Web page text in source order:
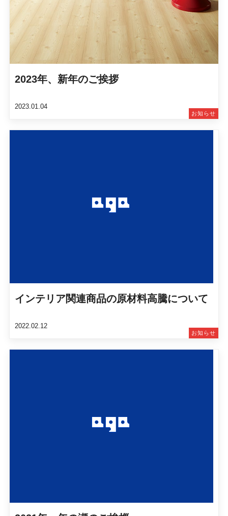
2023年、新年のご挨拶
2023.01.04
お知らせ
インテリア関連商品の原材料高騰について
2022.02.12
お知らせ